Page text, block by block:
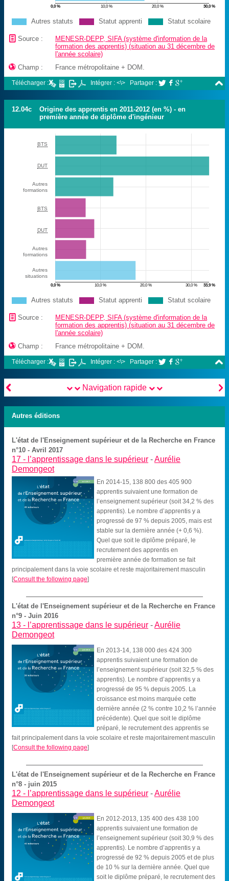
10,0 % 20,0 %
0,0 % 30,0 %
Autres statuts Statut apprenti Statut scolaire
📄 Source :
MENESR-DEPP, SIFA (système d'information de la
formation des apprentis) (situation au 31 décembre de
l'année scolaire)
 Champ : France métropolitaine + DOM.

Télécharger : Intégrer : <\> Partager :   
12.04c
Origine des apprentis en 2011-2012 (en %) - en
première année de diplôme d'ingénieur
10,0 % 20,0 % 30,0 %
0,0 % 33,9 %
BTS
DUT
Autres
formations
BTS
DUT
Autres
formations
Autres
situations
Autres statuts Statut apprenti Statut scolaire
📄 Source :
MENESR-DEPP, SIFA (système d'information de la
formation des apprentis) (situation au 31 décembre de
l'année scolaire)
 Champ : France métropolitaine + DOM.

Télécharger : Intégrer : <\> Partager :   
 
Navigation rapide
Autres éditions
L'état de l'Enseignement supérieur et de la Recherche en France
n°10 - Avril 2017
17 - l’apprentissage dans le supérieur -Aurélie
Demongeot
En 2014-15, 138 800 des 405 900
apprentis suivaient une formation de
l’enseignement supérieur (soit 34,2 % des
apprentis). Le nombre d’apprentis y a
progressé de 97 % depuis 2005, mais est
stable sur la dernière année (+ 0,6 %).
Quel que soit le diplôme préparé, le
recrutement des apprentis en
première année de formation se fait
principalement dans la voie scolaire et reste majoritairement masculin
[Consult the following page]
L'état de l'Enseignement supérieur et de la Recherche en France
n°9 - Juin 2016
13 - l’apprentissage dans le supérieur -Aurélie
Demongeot
En 2013-14, 138 000 des 424 300
apprentis suivaient une formation de
l’enseignement supérieur (soit 32,5 % des
apprentis). Le nombre d’apprentis y a
progressé de 95 % depuis 2005. La
croissance est moins marquée cette
dernière année (2 % contre 10,2 % l’année
précédente). Quel que soit le diplôme
préparé, le recrutement des apprentis se
fait principalement dans la voie scolaire et reste majoritairement masculin
[Consult the following page]
L'état de l'Enseignement supérieur et de la Recherche en France
n°8 - juin 2015
12 - l’apprentissage dans le supérieur -Aurélie
Demongeot
En 2012-2013, 135 400 des 438 100
apprentis suivaient une formation de
l’enseignement supérieur (soit 30,9 % des
apprentis). Le nombre d’apprentis y a
progressé de 92 % depuis 2005 et de plus
de 10 % sur la dernière année. Quel que
soit le diplôme préparé, le recrutement des